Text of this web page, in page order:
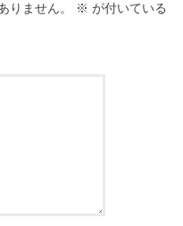
りません。 ※ が付いている